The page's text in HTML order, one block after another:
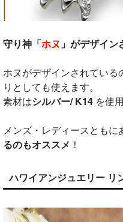
守り神 「ホヌ 」がデザイン
ホヌがデザインされている
りとしても使えます。
素材はシルバー/ K14 を使
メンズ・レディースともに
るのもオススメ ！
ハワイアンジュエリー リ